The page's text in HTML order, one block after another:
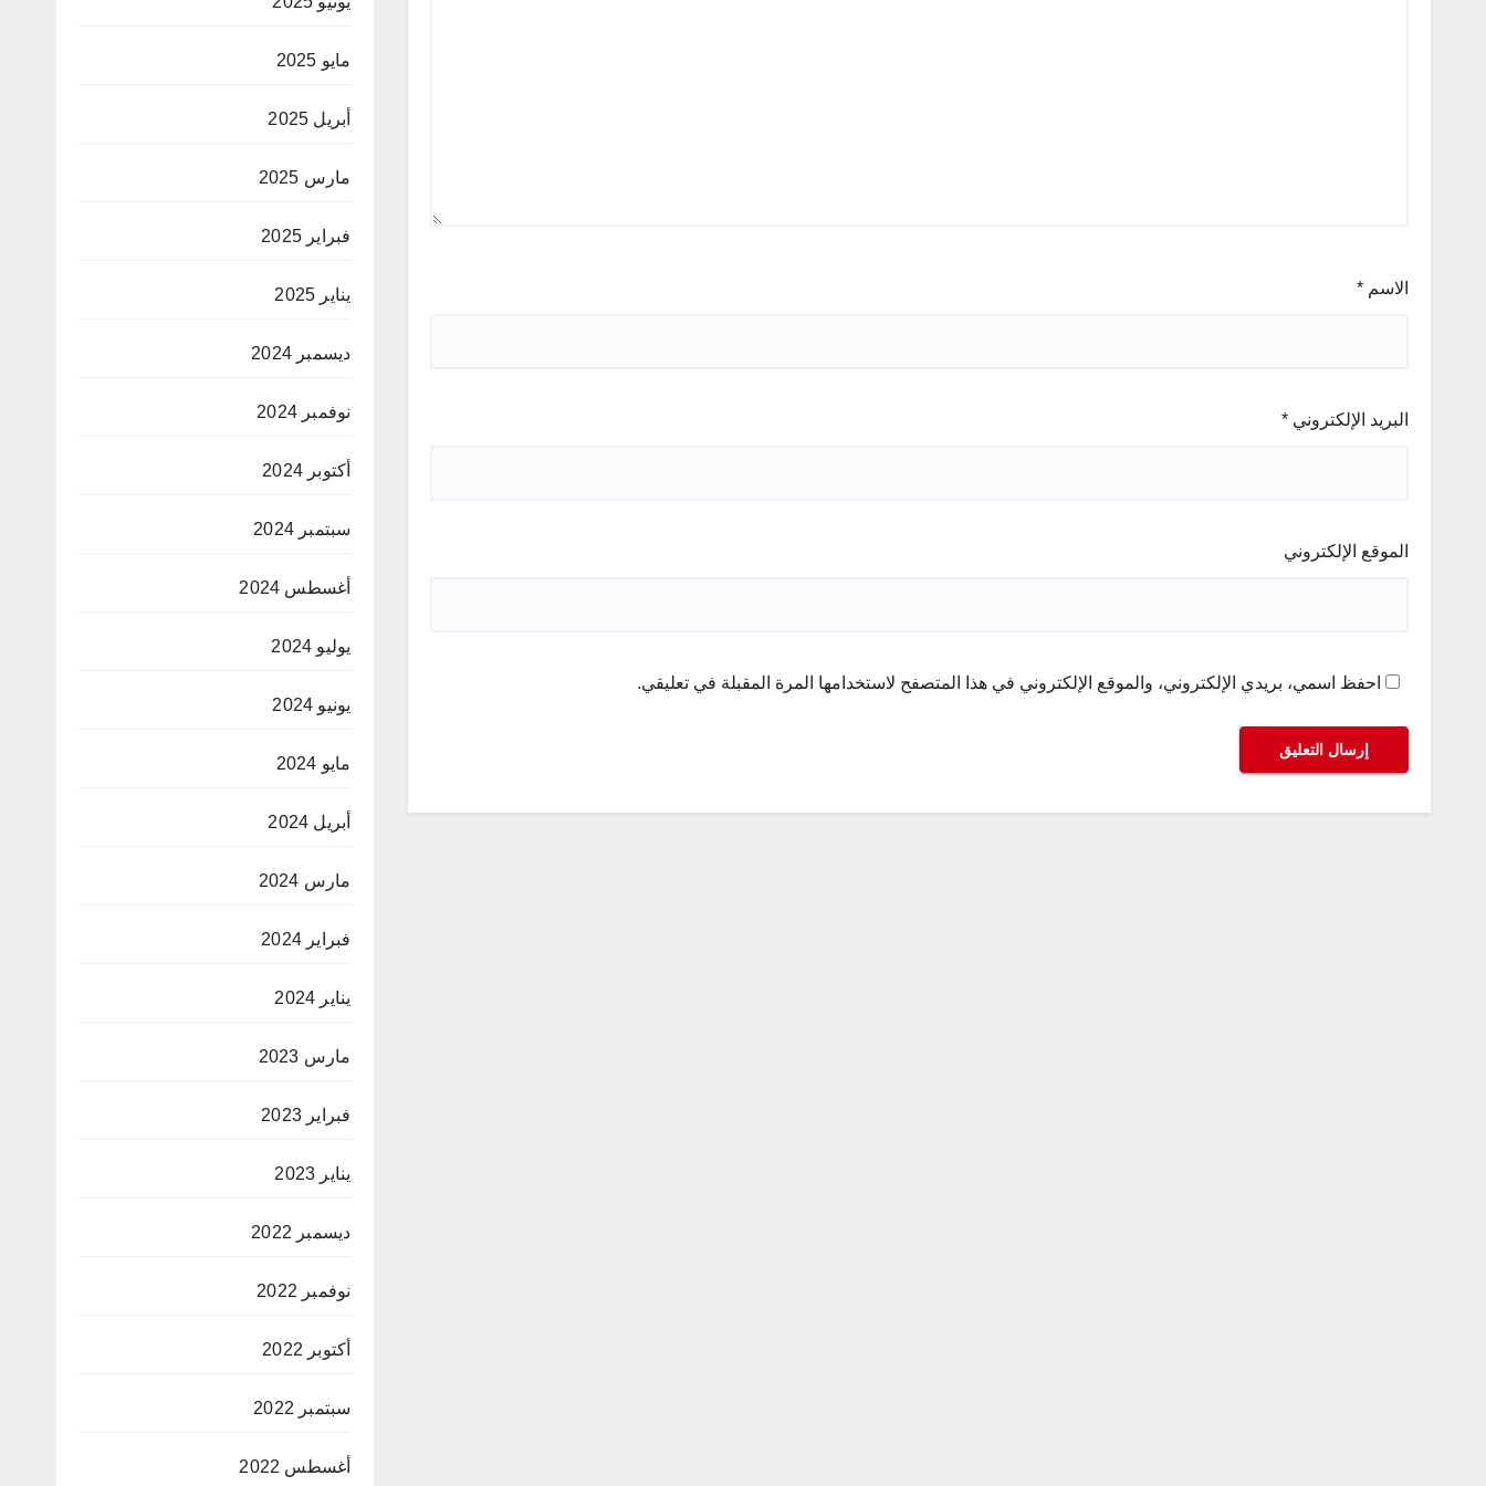
الاسم *
البريد الإلكتروني *
الموقع الإلكتروني
احفظ اسمي، بريدي الإلكتروني، والموقع الإلكتروني في هذا المتصفح لاستخدامها المرة المقبلة في تعليقي.
مايو 2025
أبريل 2025
مارس 2025
فبراير 2025
يناير 2025
ديسمبر 2024
نوفمبر 2024
أكتوبر 2024
سبتمبر 2024
أغسطس 2024
يوليو 2024
يونيو 2024
مايو 2024
أبريل 2024
مارس 2024
فبراير 2024
يناير 2024
مارس 2023
فبراير 2023
يناير 2023
ديسمبر 2022
نوفمبر 2022
أكتوبر 2022
سبتمبر 2022
أغسطس 2022